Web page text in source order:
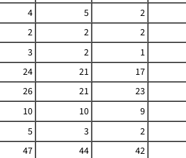
4 5 2
2 2 2
3 2 1
24 21 17
26 21 23
10 10 9
5 3 2
47 44 42